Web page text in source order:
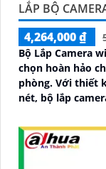
LẮP BỘ
4,264,000 ₫
Bộ Lắp Camera
chọn hoàn hảo
phòng. Với thiết kế hiện đại và chất lượng hình ảnh sắc
nét, bộ lắp